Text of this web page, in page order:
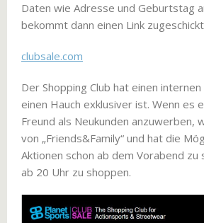
Daten wie Adresse und Geburtstag
bekommt dann einen Link
clubsale.com
Der Shopping Club hat einen
einen Hauch exklusiver ist. Wenn es
Freund als Neukunden anzuwerben,
von „Friends&Family“ und hat die
Aktionen schon ab dem Vorabend zu
ab 20 Uhr zu shoppen.